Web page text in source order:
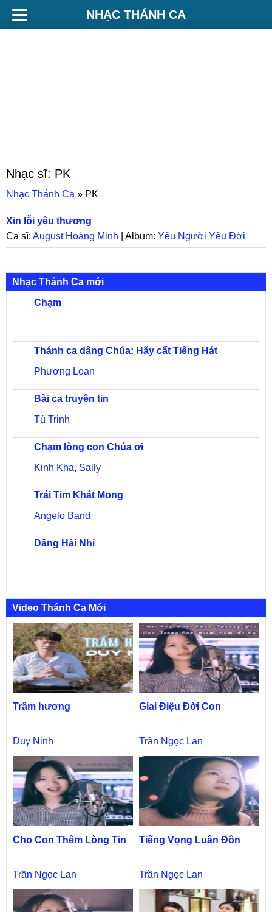
NHẠC THÁNH CA
Nhạc sĩ: PK
Nhạc Thánh Ca » PK
Xin lỗi yêu thương
Ca sĩ: August Hoàng Minh | Album: Yêu Người Yêu Đời
Nhạc Thánh Ca mới
Chạm
Thánh ca dâng Chúa: Hãy cất Tiếng Hát
Phương Loan
Bài ca truyền tin
Tú Trinh
Chạm lòng con Chúa ơi
Kinh Kha, Sally
Trái Tim Khát Mong
Angelo Band
Dâng Hài Nhi
Video Thánh Ca Mới
Trầm hương
Duy Ninh
Giai Điệu Đời Con
Trần Ngọc Lan
Cho Con Thêm Lòng Tin
Trần Ngọc Lan
Tiếng Vọng Luân Đôn
Trần Ngọc Lan